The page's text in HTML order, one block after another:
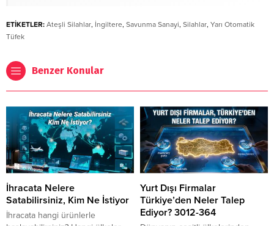
ETİKETLER: Ateşli Silahlar, İngiltere, Savunma Sanayi, Silahlar, Yarı Otomatik
Tüfek
Benzer Konular
İhracata Nelere
Satabilirsiniz, Kim Ne İstiyor
İhracata hangi ürünlerle
Yurt Dışı Firmalar
Türkiye’den Neler Talep
Ediyor? 3012-364